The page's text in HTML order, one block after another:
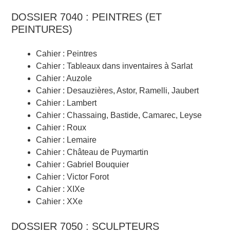
DOSSIER 7040 : PEINTRES (ET
PEINTURES)
Cahier : Peintres
Cahier : Tableaux dans inventaires à Sarlat
Cahier : Auzole
Cahier : Desauzières, Astor, Ramelli, Jaubert
Cahier : Lambert
Cahier : Chassaing, Bastide, Camarec, Leyse
Cahier : Roux
Cahier : Lemaire
Cahier : Château de Puymartin
Cahier : Gabriel Bouquier
Cahier : Victor Forot
Cahier : XIXe
Cahier : XXe
DOSSIER 7050 : SCULPTEURS